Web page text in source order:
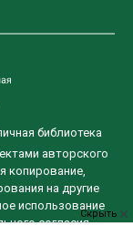
Скрыть
библиотека
авторского
копирование,
на другие
использование